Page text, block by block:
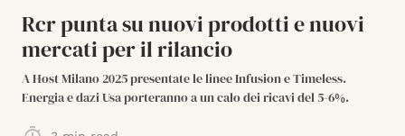
Rcr punta su nuovi prodotti e nuovi
mercati per il rilancio
A Host Milano 2025 presentate le linee Infusion e Timeless.
Energia e dazi Usa porteranno a un calo dei ricavi del 5-6%.